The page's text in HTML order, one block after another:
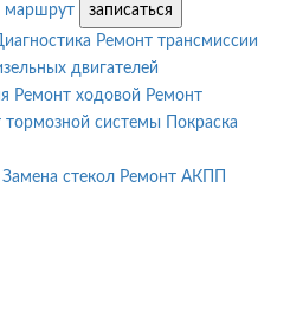
маршрут
записаться
Ремонт трансмиссии
двигателей
Ремонт ходовой Ремонт
тормозной системы
Покраска
Замена стекол Ремонт АКПП